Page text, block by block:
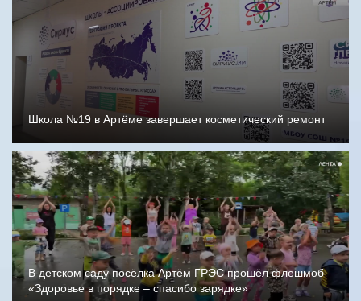
Школа №19 в Артёме завершает косметический ремонт
В детском саду посёлка Артём ГРЭС прошёл флешмоб
«Здоровье в порядке – спасибо зарядке»